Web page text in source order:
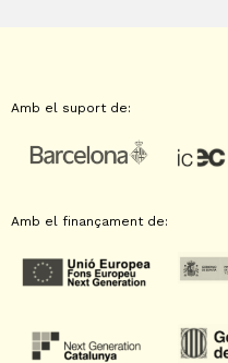
Amb el suport de:
Amb el finançament de: